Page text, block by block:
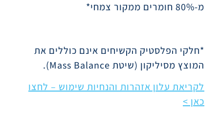
מ-80% חומרים ממקור צמחי*
*חלקי הפלסטיק הקשיחים אינם כוללים את
המוצץ מסיליקון (שיטת Mass Balance
).
לקריאת עלון אזהרות והנחיות שימוש – לחצו
כאן >